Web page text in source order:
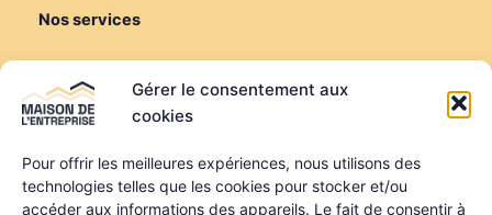
Gérer le consentement aux
cookies
Pour offrir les meilleures expériences, nous utilisons des
technologies telles que les cookies pour stocker et/ou
accéder aux informations des appareils. Le fait de consentir à
Nos services
Louer une salle de réunion
Louer un bureau
Domiciliation
Informations